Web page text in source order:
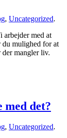
, Uncategorized.
arbejder med at
du mulighed for at
mangler liv.
det?
, Uncategorized.